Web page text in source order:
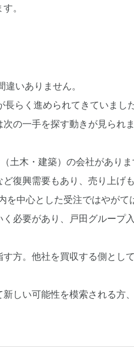
。
いありません。
らく進められてきていまし
の一手を探す動きが見られま
土木・建築）の会社があり
復興需要もあり、売り上げ
中心とした受注ではやが
必要があり、戸田グループ
方。他社を買収する側とし
しい可能性を模索される方